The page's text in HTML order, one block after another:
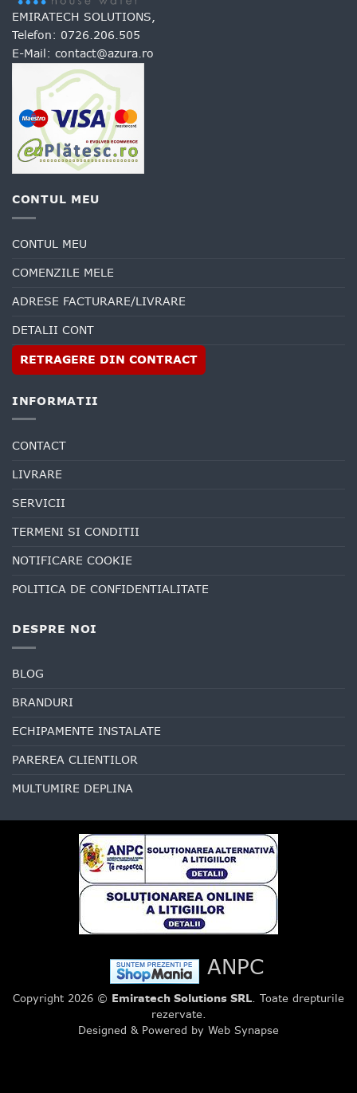
EMIRATECH SOLUTIONS,
Telefon: 0726.206.505
E-Mail: contact@azura.ro
CONTUL MEU
CONTUL MEU
COMENZILE MELE
ADRESE FACTURARE/LIVRARE
DETALII CONT
RETRAGERE DIN CONTRACT
INFORMATII
CONTACT
LIVRARE
SERVICII
TERMENI SI CONDITII
NOTIFICARE COOKIE
POLITICA DE CONFIDENTIALITATE
DESPRE NOI
BLOG
BRANDURI
ECHIPAMENTE INSTALATE
PAREREA CLIENTILOR
MULTUMIRE DEPLINA
ANPC
Copyright 2026 © Emiratech Solutions SRL . Toate drepturile
rezervate.
Designed & Powered by Web Synapse